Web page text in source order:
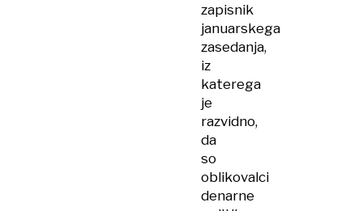
zapisnik
januarskega
zasedanja,
iz
katerega
je
razvidno,
da
so
oblikovalci
denarne